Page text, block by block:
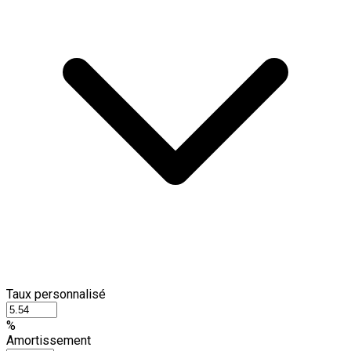
Taux personnalisé
%
Amortissement